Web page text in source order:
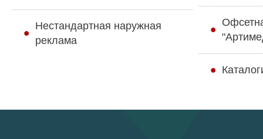
Нестандартная наружная
реклама